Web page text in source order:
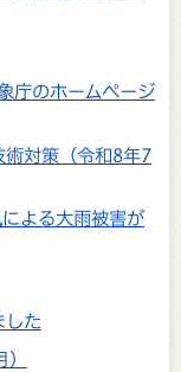
庁のホームページ
術対策（令和8年7
よる大雨被害が
した